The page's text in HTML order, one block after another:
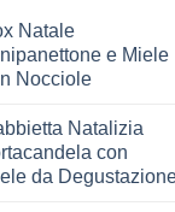
Natale
e Miele
Nocciole
Natalizia
con
da